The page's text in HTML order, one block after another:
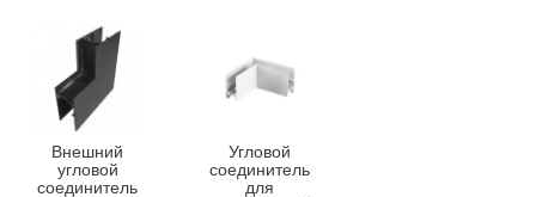
Внешний
угловой
соединитель
Угловой
соединитель
для